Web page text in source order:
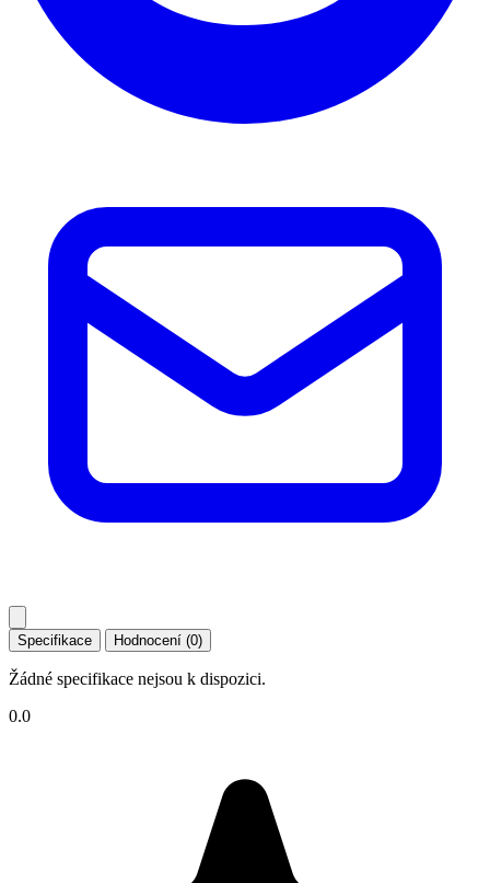
Specifikace Hodnocení (0)
Žádné specifikace nejsou k dispozici.
0.0